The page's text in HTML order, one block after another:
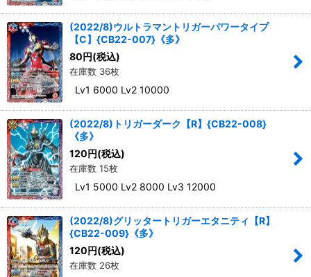
(2022/8)ウルトラマントリガーパワータイプ
【C】{CB22-007}《多》
80 円(税込)
在庫数 36枚
Lv1 6000 Lv2 10000
(2022/8)トリガーダーク【R】{CB22-008}
《多》
120 円(税込)
在庫数 15枚
Lv1 5000 Lv2 8000 Lv3 12000
(2022/8)グリッタートリガーエタニティ【R】
{CB22-009}《多》
120 円(税込)
在庫数 26枚